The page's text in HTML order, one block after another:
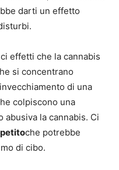
darti un effetto
effetti che la cannabis
si concentrano
di una
colpiscono una
abusiva la cannabis. Ci
che potrebbe
di cibo.